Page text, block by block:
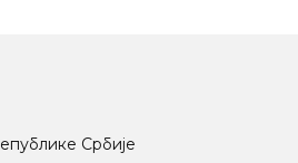
Србије